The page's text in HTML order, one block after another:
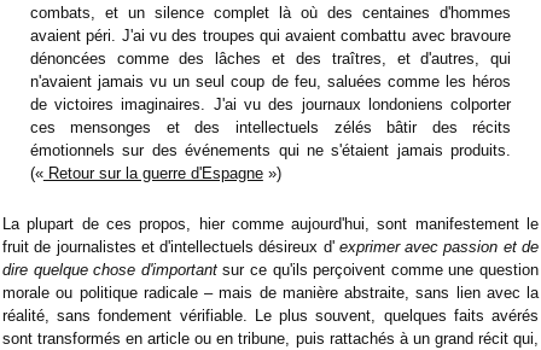
combats, et un silence complet là où des centaines d'hommes
avaient péri. J'ai vu des troupes qui avaient combattu avec bravoure
dénoncées comme des lâches et des traîtres, et d'autres, qui
n'avaient jamais vu un seul coup de feu, saluées comme les héros
de victoires imaginaires. J'ai vu des journaux londoniens colporter
ces mensonges et des intellectuels zélés bâtir des récits
émotionnels sur des événements qui ne s'étaient jamais produits.
(«Retour sur la guerre d'Espagne»)
La plupart de ces propos, hier comme aujourd'hui, sont manifestement le
fruit de journalistes et d'intellectuels désireux d' exprimeravec passion et de
dire quelque chose d'importantsur ce qu'ils perçoivent comme une question
morale ou politique radicale – mais de manière abstraite, sans lien avec la
réalité, sans fondement vérifiable. Le plus souvent, quelques faits avérés
sont transformés en article ou en tribune, puis rattachés à un grand récit qui,